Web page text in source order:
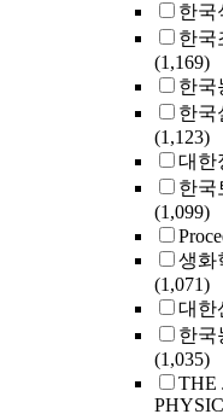
한국
한국
(1,169)
한국
한국
(1,123)
대한
한국
(1,099)
생화
(1,071)
대한
한국
(1,035)
THE